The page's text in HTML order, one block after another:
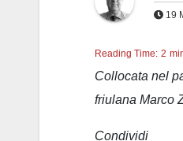
19
Reading Time: 2
Collocata nel
friulana Marco
Condividi